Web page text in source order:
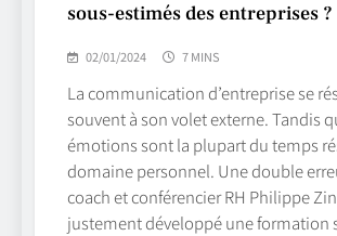
sous-estimés des entreprises ?
02/01/2024 7 MINS
La communication d’entreprise se
souvent à son volet externe. Tandis
émotions sont la plupart du temps
domaine personnel. Une double
coach et conférencier RH Philippe
justement développé une formation